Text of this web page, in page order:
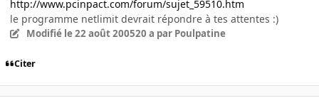
http://www.pcinpact.com/forum/sujet_59510.htm
le programme netlimit devrait répondre à tes attentes :)
Modifié le 22 août 200520 a par Poulpatine
Citer